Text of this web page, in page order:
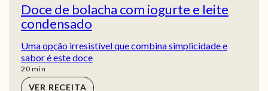
Doce de bolacha com iogurte e leite
condensado
Uma opção irresistível que combina simplicidade e
sabor é este doce
20min
min
VER RECEITA